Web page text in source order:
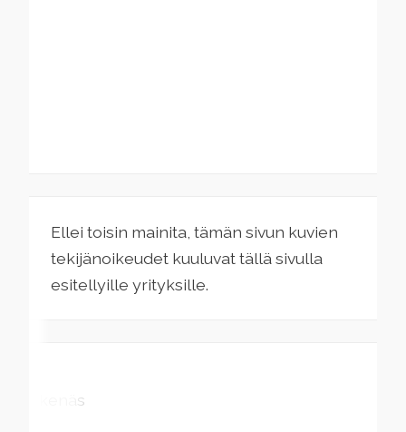
Ellei toisin mainita, tämän sivun kuvien
tekijänoikeudet kuuluvat tällä sivulla
esitellyille yrityksille.
Ekenäs